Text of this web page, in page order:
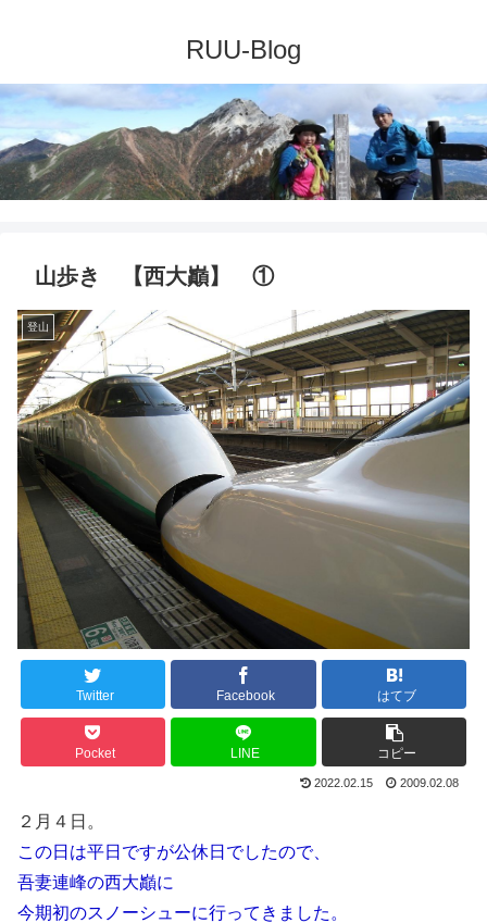
山歩き 【西大巓】 ①
登山
Twitter Facebook はてブ
Pocket LINE コピー
2022.02.15 2009.02.08
２月４日。
この日は平日ですが公休日でしたので、
吾妻連峰の西大巓に
今期初のスノーシューに行ってきました。